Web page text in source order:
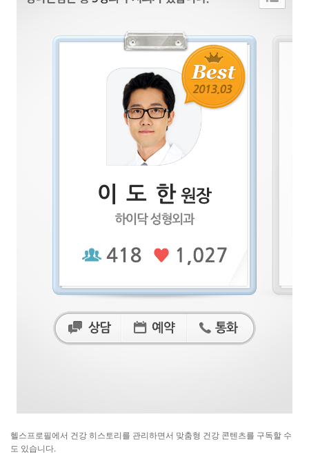
헬스프로필에서 건강 히스토리를 관리하면서 맞춤형 건강 콘텐츠를 구독할 수
도 있습니다.